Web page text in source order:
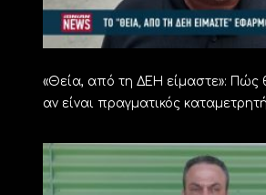
«Θεία, από τη ΔΕΗ είμαστε»: Πώς
αν είναι πραγματικός